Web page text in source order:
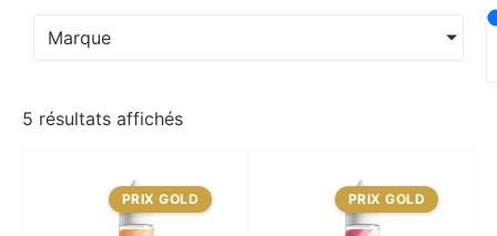
Marque
5 résultats affichés
PRIX GOLD PRIX GOLD